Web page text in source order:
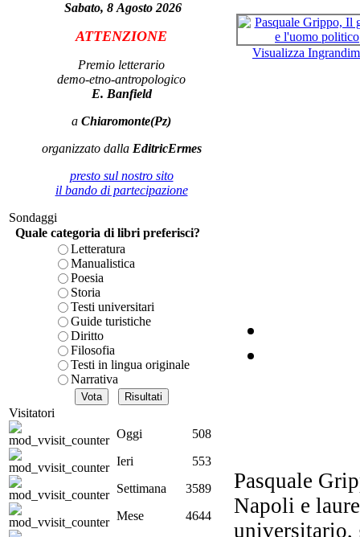
Sabato, 8 Agosto 2026
ATTENZIONE
Premio letterario
demo-etno-antropologico
E. Banfield
a Chiaromonte(Pz)
organizzato dalla EditricErmes
presto sul nostro sito
il bando di partecipazione
Sondaggi
Quale categoria di libri preferisci?
Letteratura
Manualistica
Poesia
Storia
Testi universitari
Guide turistiche
Diritto
Filosofia
Testi in lingua originale
Narrativa
Visitatori
Oggi
508
Ieri
553
Settimana
3589
Mese
4644
Visualizza
Pasquale
Napoli e
universitario,